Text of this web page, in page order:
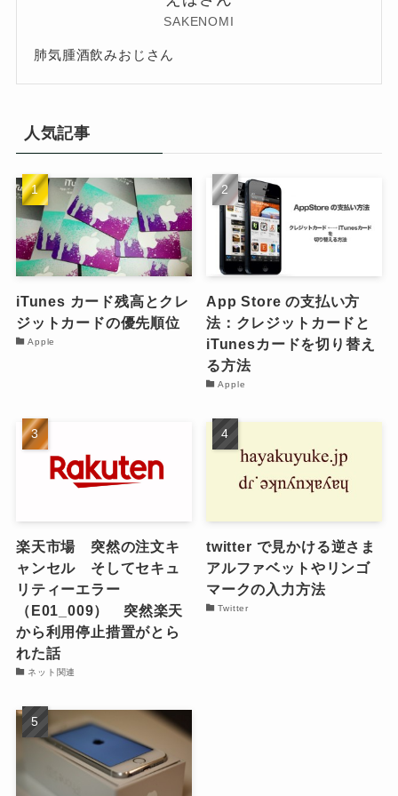
SAKENOMI
肺気腫酒飲みおじさん
人気記事
iTunes カード残高とクレ
ジットカードの優先順位
Apple
App Store の支払い方
法：クレジットカードと
iTunesカードを切り替え
る方法
Apple
楽天市場 突然の注文キ
ャンセル そしてセキュ
リティーエラー
（E01_009） 突然楽天
から利用停止措置がとら
れた話
ネット関連
twitter で見かける逆さま
アルファベットやリンゴ
マークの入力方法
Twitter